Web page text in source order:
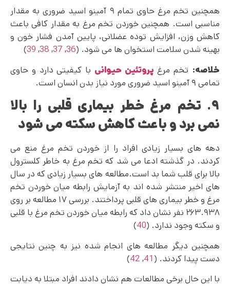
همچنین تخم مرغ حاوی تمام ۹ آمینو اسید ضروری به مقدار
مناسبی است. همچنین خوردن تخم مرغ به مقدار کافی باعث
کاهش وزن، افزایش توده عضلانی، پایین آمدن فشار خون و
بهینه شدن سلامت استخوان ها می شود. (36
,
37
,
38
,
39
)
خلاصه: تخم مرغ پروتئین حیوانی با کیفیتی دارد و حاوی
تمامی ۹ آمینو اسید ضروری مورد نیاز بدن انسان است.
۹. تخم مرغ خطر بیماری قلبی را بالا
نمی‌ برد و باعث کاهش سکته می شود
دهه های بسیار زیادی افراد را از خوردن تخم مرغ منع می
کردند. در گذشته ادعا می‌ شد که تخم مرغ به خاطر کلسترول
بالا برای قلب شما بد است.مطالعه ‌های بسیار زیادی که در سال‌
های اخیر منتشر شده‌ اند به آزمایش رابطه میان خوردن ‌تخم‌
مرغ و خطر بیماری‌ های قلبی پرداختند. بررسی ۱۷ مطالعه بر روی
۲۶۳.۹۳۸ نفر نشان داد که رابطه میان خوردن تخم مرغ با قلبی
و سکته وجود ندارد. (40
)
همچنین دیگر مطالعه های انجام شده نیز به چنین نتایجی
دست پیدا کردند. ( 41
,
42
)
با این حال برخی مطالعات هم نشان دادند افراد مبتلا به دیابت